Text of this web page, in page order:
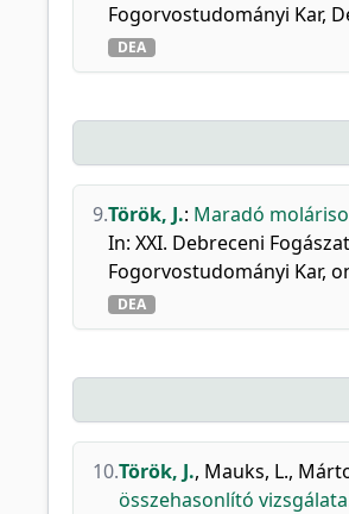
Fogorvostudományi Kar,
DEA
9.Török, J.: Maradó
In: XXI. Debreceni
Fogorvostudományi Kar,
DEA
10.Török, J., Mauks, L.,
összehasonlító